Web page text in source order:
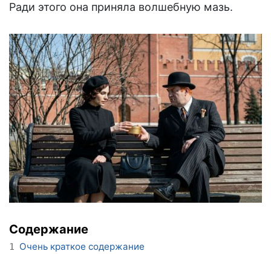
Ради этого она приняла волшебную мазь.
Содержание
1 Очень краткое содержание